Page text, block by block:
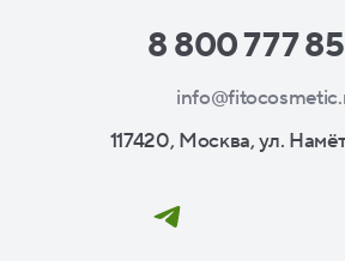
8 800 777
117420, Москва, ул.